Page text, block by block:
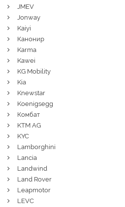
JMEV
Jonway
Kaiyi
Канонир
Karma
Kawei
KG Mobility
Kia
Knewstar
Koenigsegg
Комбат
KTM AG
KYC
Lamborghini
Lancia
Landwind
Land Rover
Leapmotor
LEVC